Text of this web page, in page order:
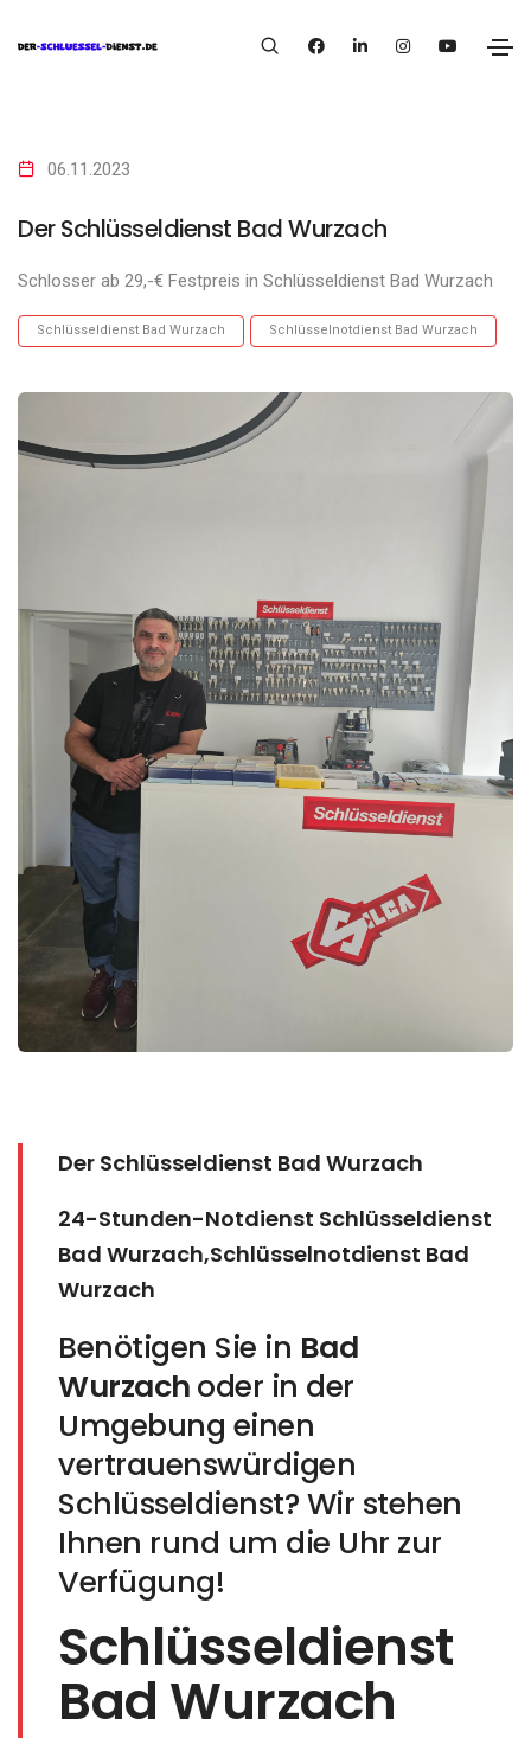
06.11.2023
Der Schlüsseldienst Bad Wurzach
Schlosser ab 29,-€ Festpreis in Schlüsseldienst Bad Wurzach
Schlüsseldienst Bad Wurzach Schlüsselnotdienst Bad Wurzach
Der Schlüsseldienst Bad Wurzach
24-Stunden-Notdienst Schlüsseldienst
Bad Wurzach,Schlüsselnotdienst Bad
Wurzach
Benötigen Sie in Bad
Wurzachoder in der
Umgebung einen
vertrauenswürdigen
Schlüsseldienst? Wir stehen
Ihnen rund um die Uhr zur
Verfügung!
Schlüsseldienst
Bad Wurzach